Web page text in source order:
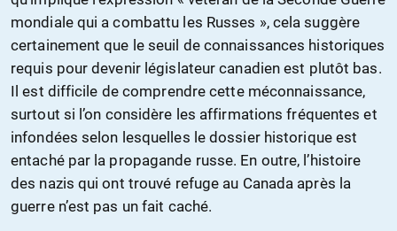
mondiale qui a combattu les Russes », cela suggère
certainement que le seuil de connaissances historiques
requis pour devenir législateur canadien est plutôt bas.
Il est difficile de comprendre cette méconnaissance,
surtout si l’on considère les affirmations fréquentes et
infondées selon lesquelles le dossier historique est
entaché par la propagande russe. En outre, l’histoire
des nazis qui ont trouvé refuge au Canada après la
guerre n’est pas un fait caché.